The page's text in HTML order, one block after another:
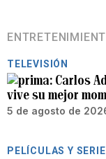
TELEVISIÓN
Carlos
vive su mejor
5 de agosto de
PELÍCULAS Y